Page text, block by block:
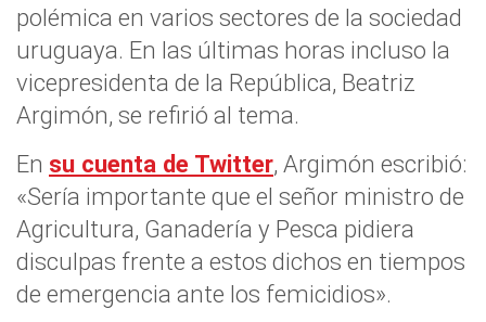
polémica en varios sectores de la sociedad
uruguaya. En las últimas horas incluso la
vicepresidenta de la República, Beatriz
Argimón, se refirió al tema.
En su cuenta de Twitter, Argimón escribió:
«Sería importante que el señor ministro de
Agricultura, Ganadería y Pesca pidiera
disculpas frente a estos dichos en tiempos
de emergencia ante los femicidios».